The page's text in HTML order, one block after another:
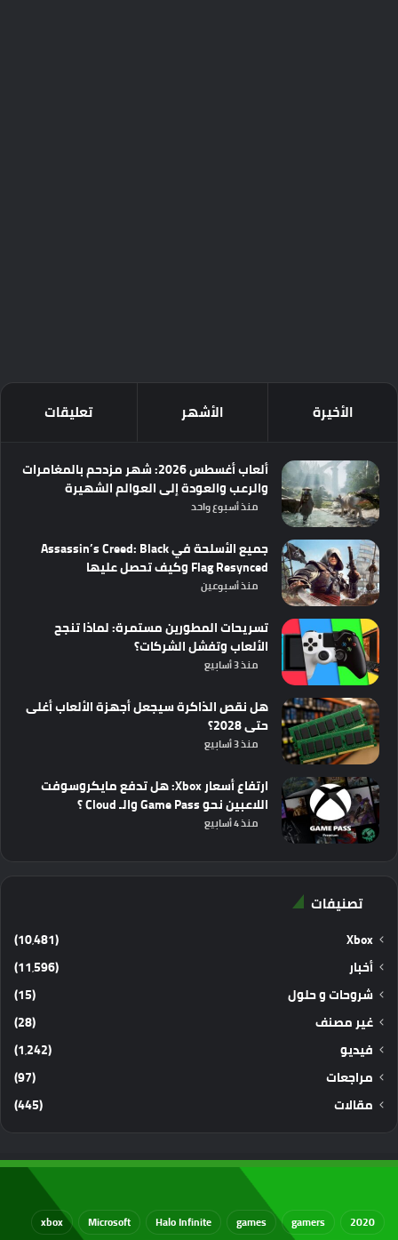
الأخيرة الأشهر تعليقات
ألعاب أغسطس 2026: شهر مزدحم بالمغامرات
والرعب والعودة إلى العوالم الشهيرة
منذ أسبوع واحد
جميع الأسلحة في Assassin’s Creed: Black
Flag Resynced وكيف تحصل عليها
منذ أسبوعين
تسريحات المطورين مستمرة: لماذا تنجح
الألعاب وتفشل الشركات؟
منذ 3 أسابيع
هل نقص الذاكرة سيجعل أجهزة الألعاب أغلى
حتى 2028؟
منذ 3 أسابيع
ارتفاع أسعار Xbox: هل تدفع مايكروسوفت
اللاعبين نحو Game Pass والـ Cloud ؟
منذ 4 أسابيع
تصنيفات
Xbox
(10٬481)
أخبار
(11٬596)
شروحات و حلول
(15)
غير مصنف
(28)
فيديو
(1٬242)
مراجعات
(97)
مقالات
(445)
2020
gamers
games
Halo Infinite
Microsoft
xbox